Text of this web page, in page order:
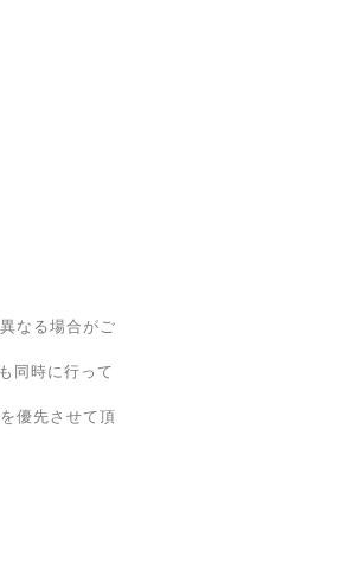
なる場合がご
同時に行って
優先させて頂